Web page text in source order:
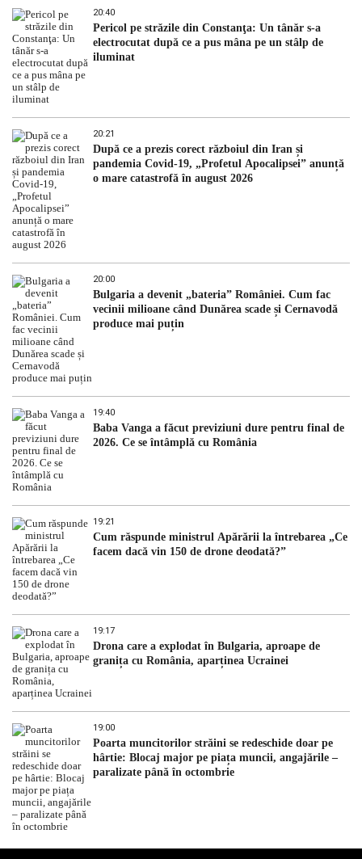
20:40
Pericol pe străzile din Constanţa: Un tânăr s-a
electrocutat după ce a pus mâna pe un stâlp de
iluminat
20:21
După ce a prezis corect războiul din Iran și
pandemia Covid-19, „Profetul Apocalipsei” anunță
o mare catastrofă în august 2026
20:00
Bulgaria a devenit „bateria” României. Cum fac
vecinii milioane când Dunărea scade și Cernavodă
produce mai puțin
19:40
Baba Vanga a făcut previziuni dure pentru final de
2026. Ce se întâmplă cu România
19:21
Cum răspunde ministrul Apărării la întrebarea „Ce
facem dacă vin 150 de drone deodată?”
19:17
Drona care a explodat în Bulgaria, aproape de
granița cu România, aparținea Ucrainei
19:00
Poarta muncitorilor străini se redeschide doar pe
hârtie: Blocaj major pe piața muncii, angajările –
paralizate până în octombrie